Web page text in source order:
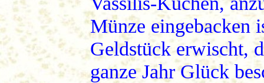
Münze eingebacken
Geldstück erwischt,
ganze Jahr Glück